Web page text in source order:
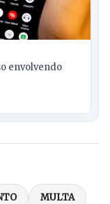
envolvendo
MULTA